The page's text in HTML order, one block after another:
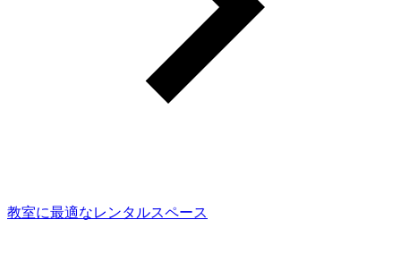
教室に最適なレンタルスペース